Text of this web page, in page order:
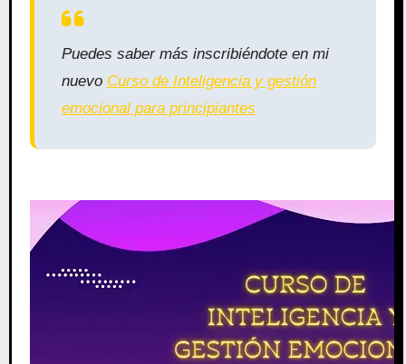
Puedes saber más inscribiéndote en mi
nuevo Curso de Inteligencia y gestión
emocional para principiantes